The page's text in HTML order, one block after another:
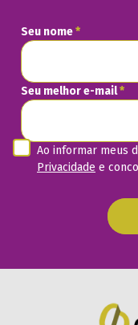
Seu nome*
Seu melhor e-mail*
Ao informar meus
Privacidade e